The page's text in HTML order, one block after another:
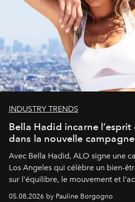
INDUSTRY TRENDS
Bella Hadid incarne l’esprit
dans la nouvelle
Avec Bella Hadid, ALO signe une
Los Angeles qui célèbre un bien-
sur l'équilibre, le mouvement et
05.08.2026 by Pauline Borgogno